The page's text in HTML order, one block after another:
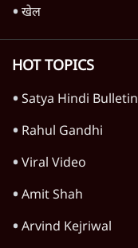
खेल
HOT TOPICS
Satya Hindi Bulletin
Rahul Gandhi
Viral Video
Amit Shah
Arvind Kejriwal